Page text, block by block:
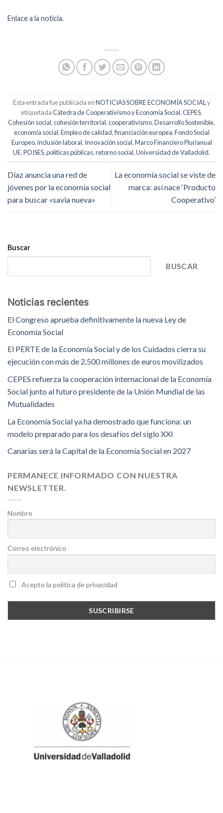
Enlace a la noticia.
Esta entrada fue publicada enNOTICIAS SOBRE ECONOMÍA SOCIALy
etiquetadaCátedra de Cooperativismo y Economía Social,CEPES,
Cohesión social,cohesión territorial,cooperativismo,Desarrollo Sostenible,
economía social,Empleo de calidad,financiación europea,Fondo Social
Europeo,inclusión laboral, Innovación social,Marco Financiero Plurianual
UE,POISES,políticas públicas,retorno social,Universidad de Valladolid.
Díaz anuncia una red de
jóvenes por la economía social
para buscar «savia nueva»
La economía social se viste de
marca: así nace ‘Producto
Cooperativo’
Buscar
BUSCAR
Noticias recientes
El Congreso aprueba definitivamente la nueva Ley de
Economía Social
El PERTE de la Economía Social y de los Cuidados cierra su
ejecución con más de 2.500 millones de euros movilizados
CEPES refuerza la cooperación internacional de la Economía
Social junto al futuro presidente de la Unión Mundial de las
Mutualidades
La Economía Social ya ha demostrado que funciona: un
modelo preparado para los desafíos del siglo XXI
Canarias será la Capital de la Economía Social en 2027
PERMANECE INFORMADO CON NUESTRA
NEWSLETTER.
Nombre
Correo electrónico
Acepto la política de privacidad